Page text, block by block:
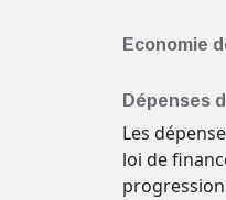
Economie
Dépenses
Les
loi de